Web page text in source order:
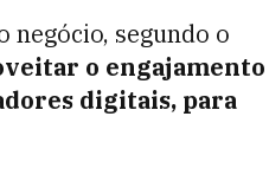
negócio, segundo o
o engajamento
digitais, para